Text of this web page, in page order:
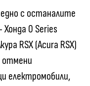
с останалите
0 Series
RSX (Acura RSX)
отмени
електромобили,